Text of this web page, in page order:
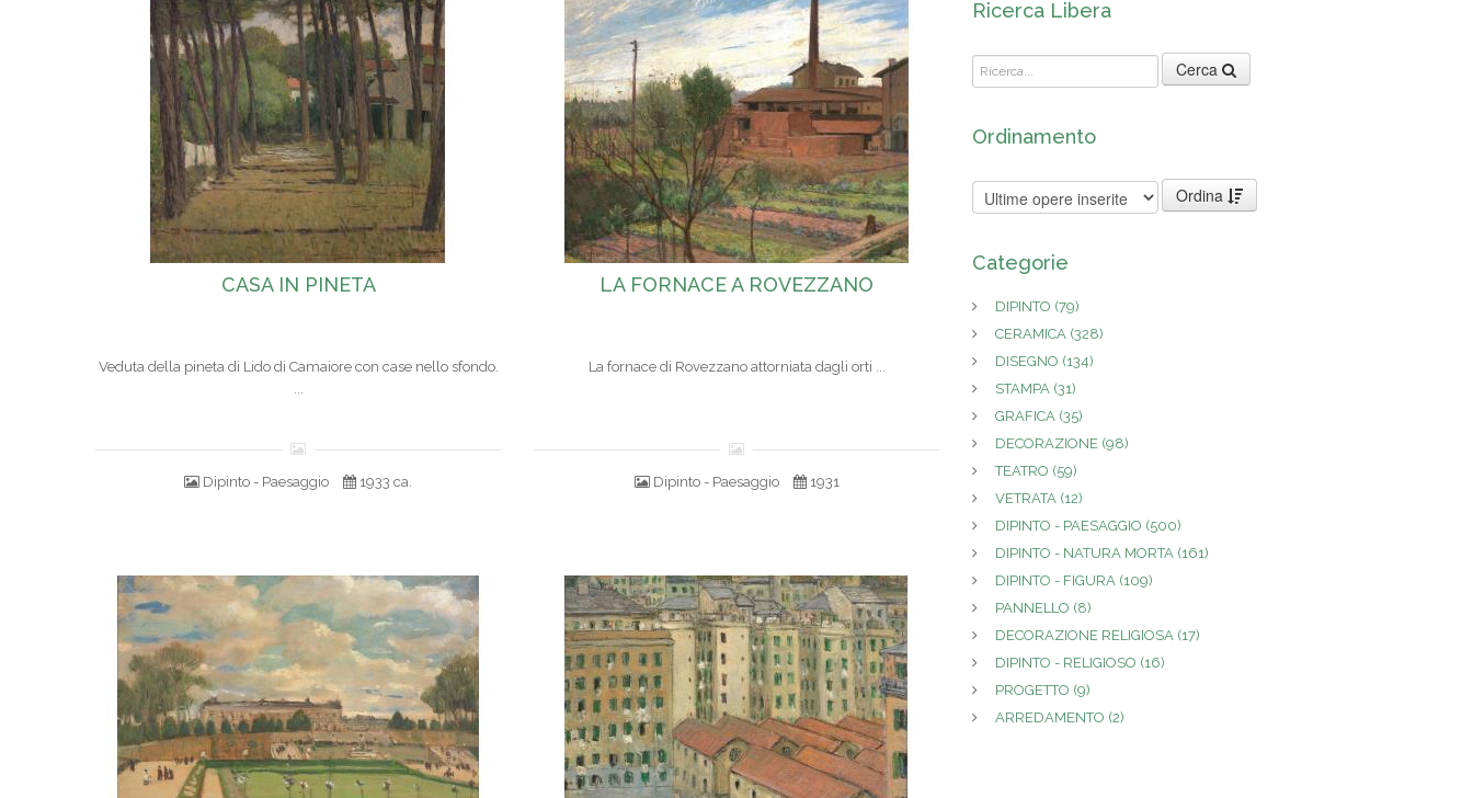
CASA IN PINETA
Veduta della pineta di Lido di Camaiore con case nello sfondo.
...
Dipinto - Paesaggio 1933 ca.
LA FORNACE A ROVEZZANO
La fornace di Rovezzano attorniata dagli orti ...
Dipinto - Paesaggio 1931
Ricerca Libera
Cerca
Ordinamento
Ordina
Categorie
DIPINTO (79)
CERAMICA (328)
DISEGNO (134)
STAMPA (31)
GRAFICA (35)
DECORAZIONE (98)
TEATRO (59)
VETRATA (12)
DIPINTO - PAESAGGIO (500)
DIPINTO - NATURA MORTA (161)
DIPINTO - FIGURA (109)
PANNELLO (8)
DECORAZIONE RELIGIOSA (17)
DIPINTO - RELIGIOSO (16)
PROGETTO (9)
ARREDAMENTO (2)